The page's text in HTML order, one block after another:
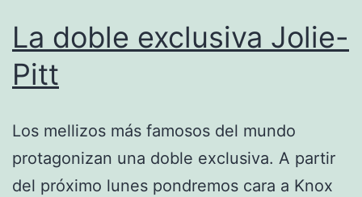
La doble exclusiva Jolie-
Pitt
Los mellizos más famosos del mundo
protagonizan una doble exclusiva. A partir
del próximo lunes pondremos cara a Knox